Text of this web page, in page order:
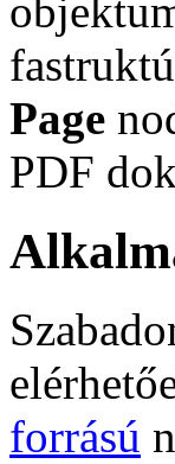
Page
PDF
forrású